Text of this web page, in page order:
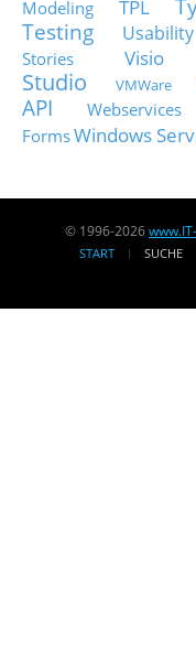
Modeling
TPL
Testing
Usability
Stories
Visio
Studio
VMWare
API
Webservices
FormsWindows
© 1996-2026
START SUCHE